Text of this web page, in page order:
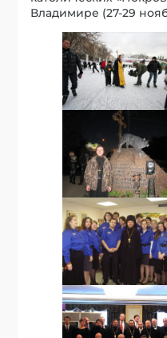
Владимире (27-29